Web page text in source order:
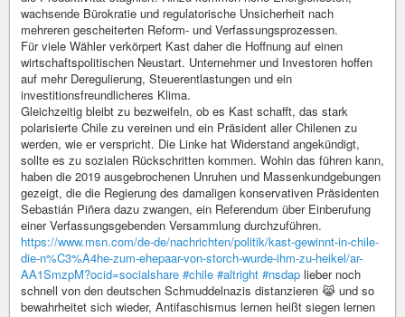
wachsende Bürokratie und regulatorische Unsicherheit nach
mehreren gescheiterten Reform- und Verfassungsprozessen.
Für viele Wähler verkörpert Kast daher die Hoffnung auf einen
wirtschaftspolitischen Neustart. Unternehmer und Investoren hoffen
auf mehr Deregulierung, Steuerentlastungen und ein
investitionsfreundlicheres Klima.
Gleichzeitig bleibt zu bezweifeln, ob es Kast schafft, das stark
polarisierte Chile zu vereinen und ein Präsident aller Chilenen zu
werden, wie er verspricht. Die Linke hat Widerstand angekündigt,
sollte es zu sozialen Rückschritten kommen. Wohin das führen kann,
haben die 2019 ausgebrochenen Unruhen und Massenkundgebungen
gezeigt, die die Regierung des damaligen konservativen Präsidenten
Sebastián Piñera dazu zwangen, ein Referendum über Einberufung
einer Verfassungsgebenden Versammlung durchzuführen.
https://www.msn.com/de-de/nachrichten/politik/kast-gewinnt-in-chile-
die-n%C3%A4he-zum-ehepaar-von-storch-wurde-ihm-zu-heikel/ar-
AA1SmzpM?ocid=socialshare #chile #altright #nsdap lieber noch
schnell von den deutschen Schmuddelnazis distanzieren 😹 und so
bewahrheitet sich wieder, Antifaschismus lernen heißt siegen lernen